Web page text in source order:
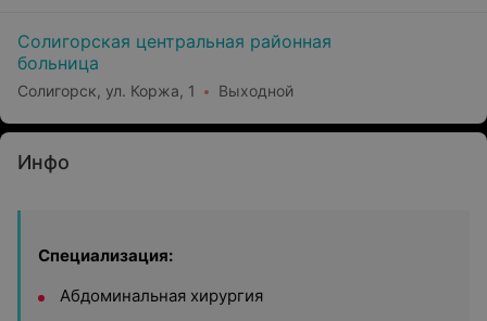
Солигорская центральная районная
больница
Солигорск, ул. Коржа, 1 Выходной
Инфо
Специализация:
Абдоминальная хирургия